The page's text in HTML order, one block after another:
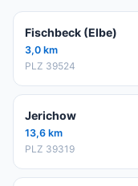
Fischbeck (Elbe)
3,0 km
PLZ 39524
Jerichow
13,6 km
PLZ 39319